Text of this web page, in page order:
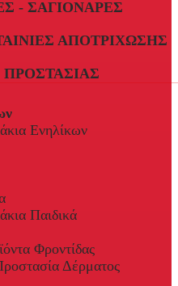
- ΣΑΓΙΟΝΆΡΕΣ
ΑΠΟΤΡΊΧΩΣΗΣ
Ενηλίκων
Παιδικά
Φροντίδας
Δέρματος